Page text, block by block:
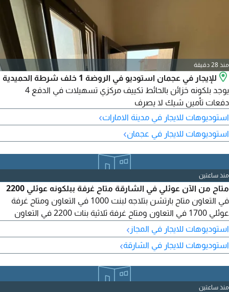
منذ 28 دقيقة
للإيجار في عجمان استوديو في الروضة 1 خلف شرطة الحميدية
يوجد بلكونه خزائن بالحائط تكييف مركزي تسهيلات في الدفع 4
دفعات تأمين شيك لا يصرف
استوديوهات للايجار في مدينة الامارات›
استوديوهات للايجار في عجمان›
منذ ساعتين
متاح من الآن عوئلي في الشارقة متاح غرفة ببلكونه عوئلي 2200
في التعاون متاح بارتشن بتلاجه لبنت 1000 في التعاون ومتاح غرفة
عوئلي 1700 في التعاون ومتاح غرفة ثلاثية بنات 2200 في التعاون
شباب 1100 و ب 1300 بشباك في التعاون ومتاح سراير بنات ب 650
استوديوهات للايجار في المجاز›
استوديوهات للايجار في الشارقة›
منذ ساعتين